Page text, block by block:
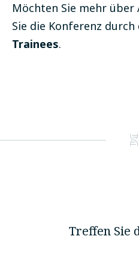
Möchten Sie mehr
Sie die Konferenz
Trainees.
Treffen Sie